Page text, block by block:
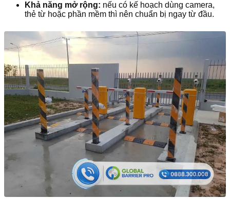
Khả năng mở rộng: nếu có kế hoạch dùng camera,
thẻ từ hoặc phần mềm thì nên chuẩn bị ngay từ đầu.